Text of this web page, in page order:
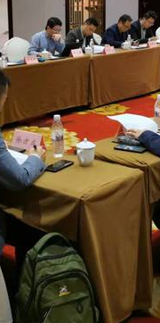
策论
【策论】三级养老
2026-07-29